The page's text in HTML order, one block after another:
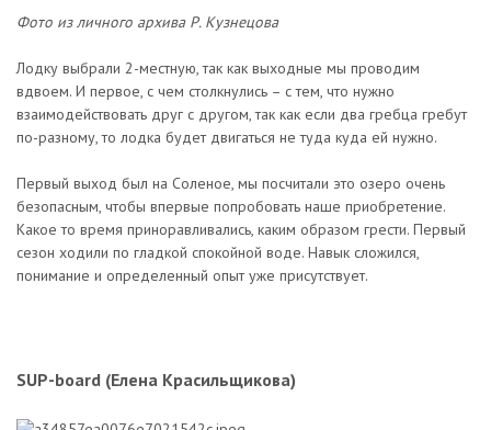
Фото из личного архива Р. Кузнецова
Лодку выбрали 2-местную, так как выходные мы проводим
вдвоем. И первое, с чем столкнулись – с тем, что нужно
взаимодействовать друг с другом, так как если два гребца гребут
по-разному, то лодка будет двигаться не туда куда ей нужно.
Первый выход был на Соленое, мы посчитали это озеро очень
безопасным, чтобы впервые попробовать наше приобретение.
Какое то время приноравливались, каким образом грести. Первый
сезон ходили по гладкой спокойной воде. Навык сложился,
понимание и определенный опыт уже присутствует.
SUP-board (Елена Красильщикова)